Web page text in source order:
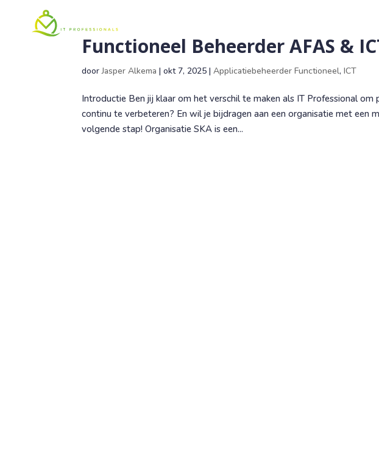
Functioneel Beheerder AFAS &
doorJasper Alkema |okt 7, 2025 |Applicatiebeheerder Functioneel,ICT
Introductie Ben jij klaar om het verschil te maken als IT Professional om
continu te verbeteren? En wil je bijdragen aan een organisatie met een
volgende stap! Organisatie SKA is een...